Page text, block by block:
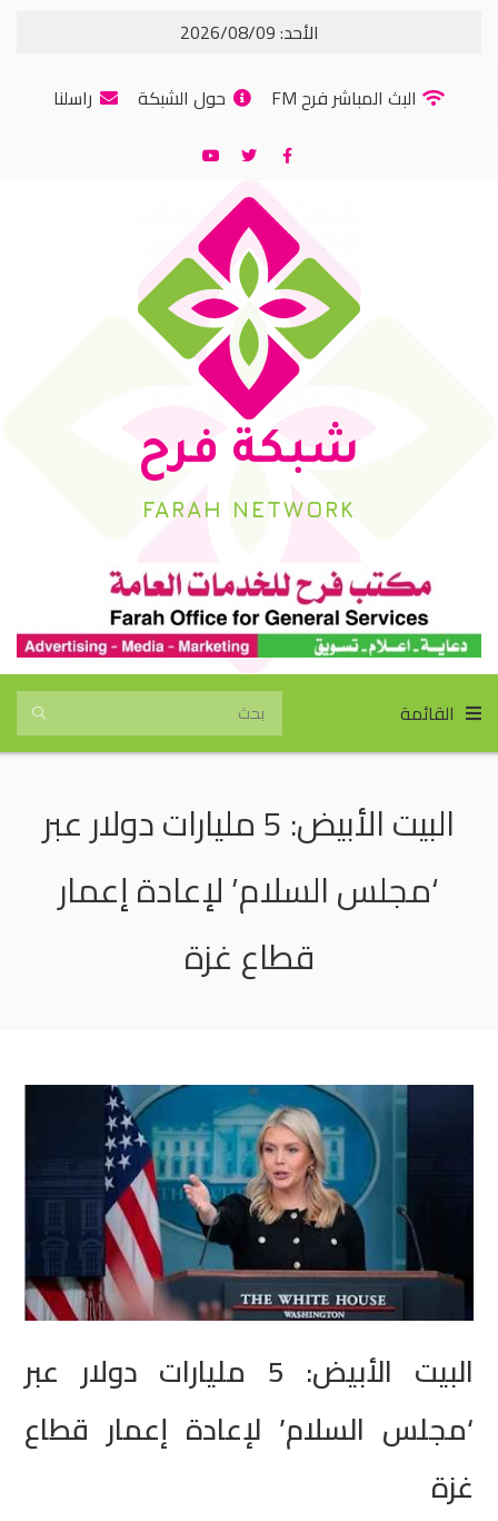
الأحد: 2026/08/09
البث المباشر فرح FM
حول الشبكة راسلنا
شبكة فرح
FARAH NETWORK
القائمة
البيت الأبيض: 5 مليارات دولار عبر
‘مجلس السلام’ لإعادة إعمار
قطاع غزة
البيت الأبيض: 5 مليارات دولار عبر
‘مجلس السلام’ لإعادة إعمار قطاع
غزة